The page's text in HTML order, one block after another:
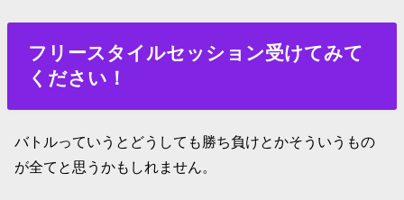
フリースタイルセッション受けてみて
ください！
バトルっていうとどうしても勝ち負けとかそういうもの
が全てと思うかもしれません。